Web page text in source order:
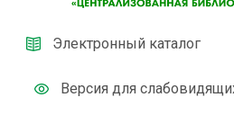
Электронный каталог
Версия для